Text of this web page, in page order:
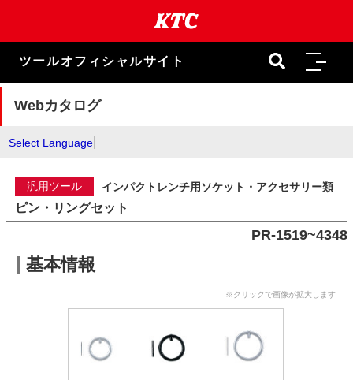
ま
キ
ツールオフィシャルサイト
Webカタログ
Select Language
汎用ツール インパクトレンチ用ソケット・アクセサリー類
ピン・リングセット
PR-1519~4348
基本情報
※クリックで画像が拡大します